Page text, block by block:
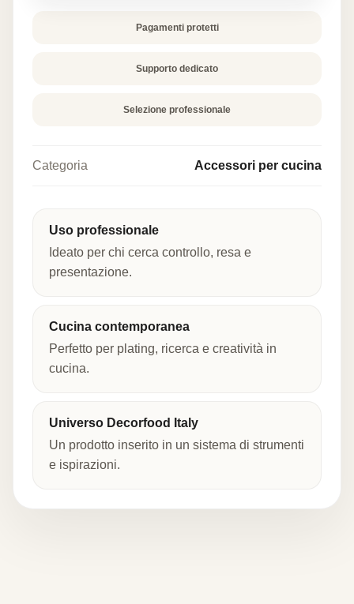
Pagamenti protetti
Supporto dedicato
Selezione professionale
Categoria Accessori per cucina
Uso professionale
Ideato per chi cerca controllo, resa e
presentazione.
Cucina contemporanea
Perfetto per plating, ricerca e creatività in
cucina.
Universo Decorfood Italy
Un prodotto inserito in un sistema di strumenti
e ispirazioni.